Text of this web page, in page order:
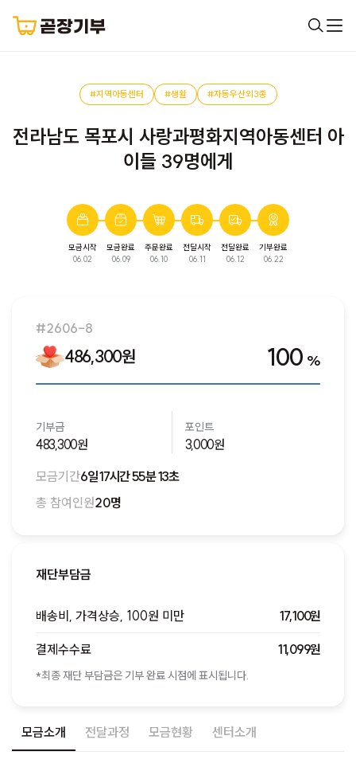
#지역아동센터 #생활 #자동우산외3종
전라남도 목포시 사랑과평화지역아동센터 아
이들 39명에게
모금시작
06.02
모금완료
06.09
주문완료
06.10
전달시작
06.11
전달완료
06.12
기부완료
06.22
모금소개 전달과정 모금현황 센터소개
완료된 모금입니다. 다음 모금에서 만나요!
#2606-8
486,300원 100 %
기부금
483,300원
포인트
3,000원
모금기간6일 17시간 55분 13초
총 참여인원20명
재단부담금
배송비, 가격상승, 100원 미만 17,100원
결제수수료 11,099원
*최종 재단 부담금은 기부 완료 시점에 표시됩니다.